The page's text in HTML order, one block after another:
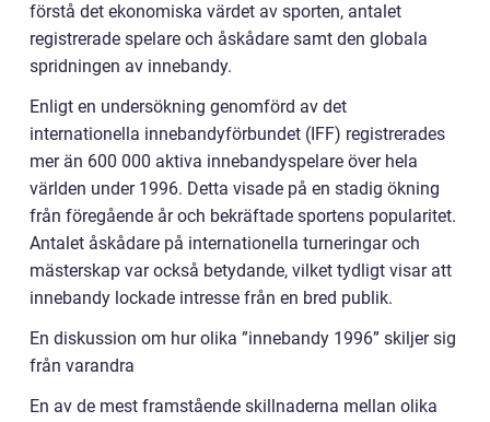
förstå det ekonomiska värdet av sporten, antalet
registrerade spelare och åskådare samt den globala
spridningen av innebandy.
Enligt en undersökning genomförd av det
internationella innebandyförbundet (IFF) registrerades
mer än 600 000 aktiva innebandyspelare över hela
världen under 1996. Detta visade på en stadig ökning
från föregående år och bekräftade sportens popularitet.
Antalet åskådare på internationella turneringar och
mästerskap var också betydande, vilket tydligt visar att
innebandy lockade intresse från en bred publik.
En diskussion om hur olika ”innebandy 1996” skiljer sig
från varandra
En av de mest framstående skillnaderna mellan olika